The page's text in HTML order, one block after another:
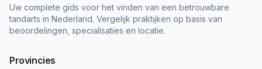
Uw complete gids voor het vinden van een betrouwbare
tandarts in Nederland. Vergelijk praktijken op basis van
beoordelingen, specialisaties en locatie.
Provincies